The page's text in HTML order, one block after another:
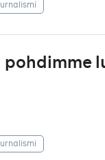
pohdimme